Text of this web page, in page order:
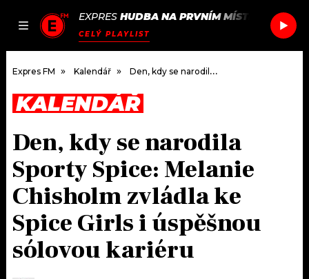
JAK
SEZNAM.CZ
EXPRES HUDBA NA PRVNÍM MÍSTĚ
CELÝ PLAYLIST
DOMŮ
ČLÁNKY
AKTUÁLNĚ
HUDBA
ROZHOVORY
PODCASTY
JAK NALADIT
RÁDIO
Expres FM Kalendář Den, kdy se narodila Sporty Spice: Melanie Chisholm zvládla ke Spice Girls i úspěšnou sólovou kariéru
KALENDÁŘ
Den, kdy se narodila
Sporty Spice: Melanie
Chisholm zvládla ke
Spice Girls i úspěšnou
sólovou kariéru